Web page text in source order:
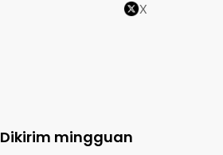
X
Dikirim mingguan